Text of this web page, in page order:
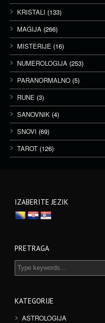
KRISTALI (133)
MAGIJA (266)
MISTERIJE (16)
NUMEROLOGIJA (253)
PARANORMALNO (5)
RUNE (3)
SANOVNIK (4)
SNOVI (69)
TAROT (126)
IZABERITE JEZIK
PRETRAGA
KATEGORIJE
ASTROLOGIJA